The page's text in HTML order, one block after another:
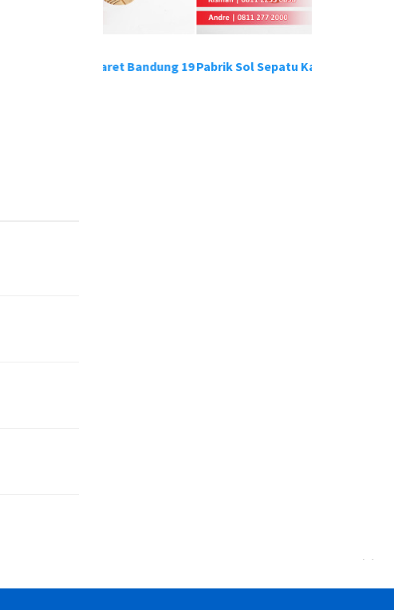
Karet Bandung 19Pabrik Sol Sepatu Karet Bandung 18